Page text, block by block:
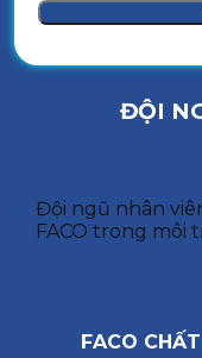
ĐỘI
Đội ngũ nhân
FACO trong môi
FACO